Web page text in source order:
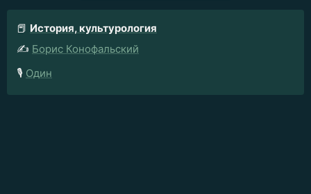
📕 История, культурология
✍️ Борис Конофальский
🎙️ Один